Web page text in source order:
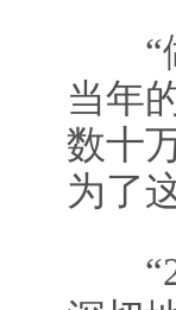
“做
当年
数十
为了
“20